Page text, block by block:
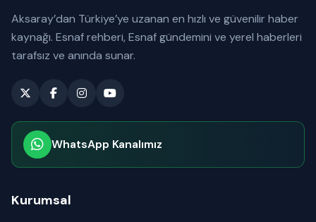
Aksaray’dan Türkiye’ye uzanan en hızlı ve güvenilir haber
kaynağı. Esnaf rehberi, Esnaf gündemini ve yerel haberleri
tarafsız ve anında sunar.
WhatsApp Kanalımız
Kurumsal